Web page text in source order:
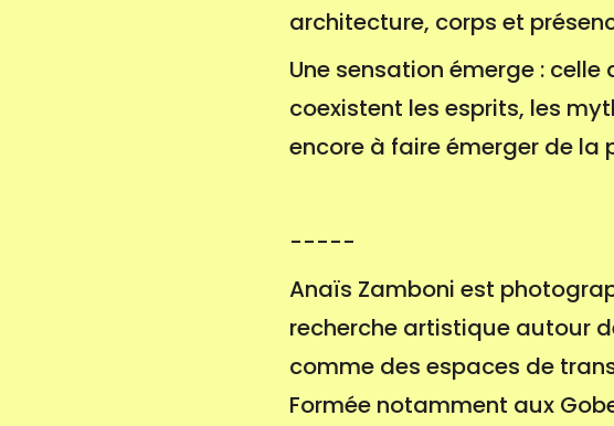
architecture, corps et
Une sensation émerge :
coexistent les esprits, les
encore à faire émerger de la
-----
Anaïs Zamboni est
recherche artistique autour
comme des espaces de
Formée notamment aux